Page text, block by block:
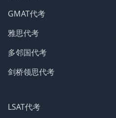
GMAT代考
雅思代考
多邻国代考
剑桥领思代考
LSAT代考